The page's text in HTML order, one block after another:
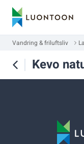
Vandring & friluftsliv
Kevo